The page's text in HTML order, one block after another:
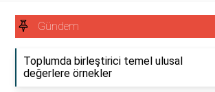
Gündem
Toplumda birleştirici temel ulusal
değerlere örnekler